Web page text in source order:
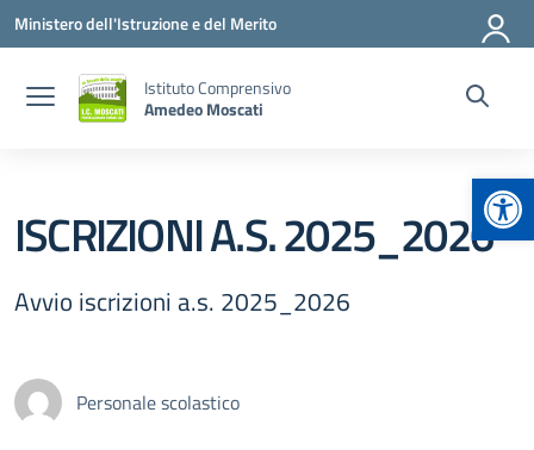
Vai ai contenuti
Vai al menu di navigazione
Vai al footer
Ministero dell'Istruzione e del Merito
Istituto Comprensivo
Amedeo Moscati
ISCRIZIONI A.S. 2025_2026
Avvio iscrizioni a.s. 2025_2026
Personale scolastico